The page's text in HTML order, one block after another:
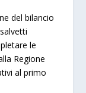
del bilancio
le
Regione
al primo